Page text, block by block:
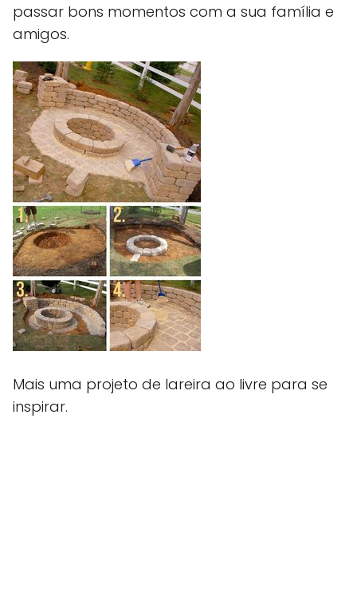
passar bons momentos com a sua família e
amigos.
Mais uma projeto de lareira ao livre para se
inspirar.